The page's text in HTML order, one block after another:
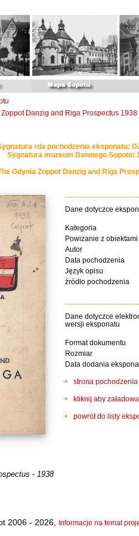
Danzig and Riga Prospectus 1938
rda pochodzenia eksponatu:
Sygnatura muzeum Dawnego Sopotu:
Gdynia Zoppot Danzig and Riga
Dane dotyczce
Kategoria
Powizanie z
Autor
Data pochodzenia
Język opisu
źródło pochodzenia
Dane dotyczce
wersji eksponatu
Format dokumentu
Rozmiar
Data dodania
strona
kliknij aby
powrót do listy
- 1938
2006 - 2026, Informacje na temat